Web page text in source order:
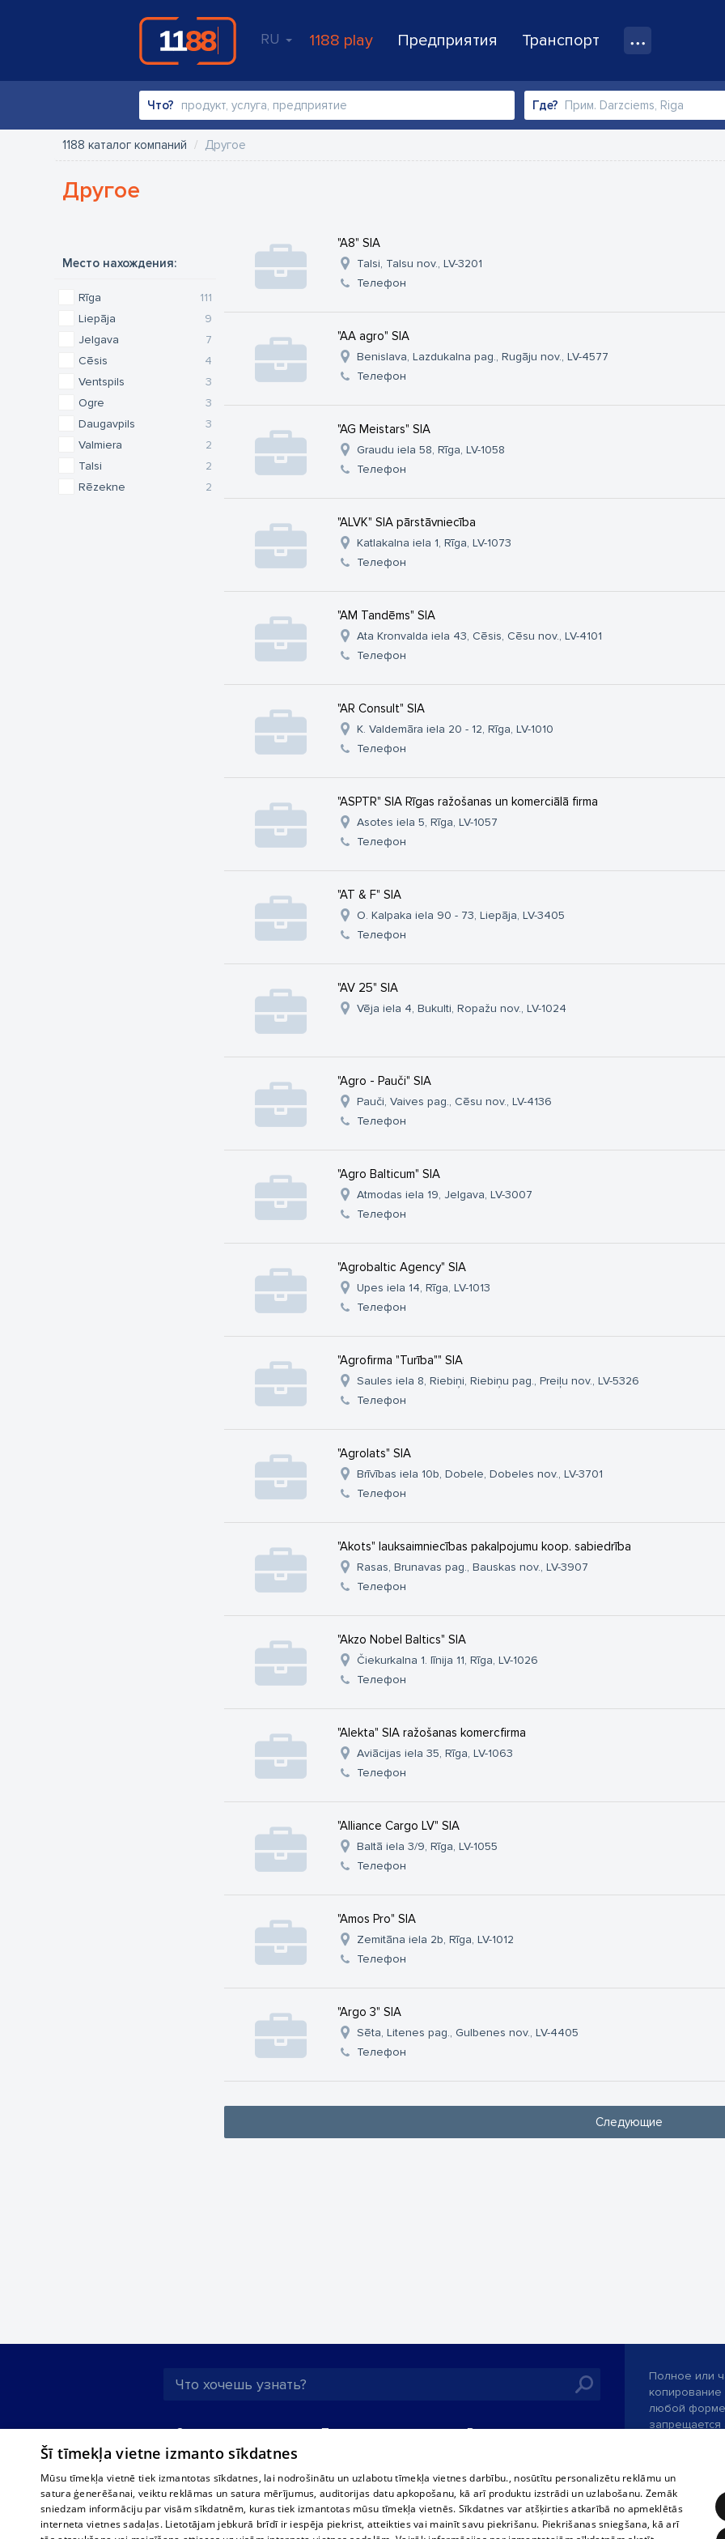
RU 1188 play Предприятия Транспорт
Что? Где?
1188 каталог компаний Другое
Другое
Место нахождения:
111
Rīga
9
Liepāja
7
Jelgava
4
Cēsis
3
Ventspils
3
Ogre
3
Daugavpils
2
Valmiera
2
Talsi
2
Rēzekne
"A8" SIA
Talsi, Talsu nov., LV-3201
Телефон
"AA agro" SIA
Benislava, Lazdukalna pag., Rugāju nov., LV-4577
Телефон
"AG Meistars" SIA
Graudu iela 58, Rīga, LV-1058
Телефон
"ALVK" SIA pārstāvniecība
Katlakalna iela 1, Rīga, LV-1073
Телефон
"AM Tandēms" SIA
Ata Kronvalda iela 43, Cēsis, Cēsu nov., LV-4101
Телефон
"AR Consult" SIA
K. Valdemāra iela 20 - 12, Rīga, LV-1010
Телефон
"ASPTR" SIA Rīgas ražošanas un komerciālā firma
Asotes iela 5, Rīga, LV-1057
Телефон
"AT & F" SIA
O. Kalpaka iela 90 - 73, Liepāja, LV-3405
Телефон
"AV 25" SIA
Vēja iela 4, Bukulti, Ropažu nov., LV-1024
"Agro - Pauči" SIA
Pauči, Vaives pag., Cēsu nov., LV-4136
Телефон
"Agro Balticum" SIA
Atmodas iela 19, Jelgava, LV-3007
Телефон
"Agrobaltic Agency" SIA
Upes iela 14, Rīga, LV-1013
Телефон
"Agrofirma "Turība"" SIA
Saules iela 8, Riebiņi, Riebiņu pag., Preiļu nov., LV-5326
Телефон
"Agrolats" SIA
Brīvības iela 10b, Dobele, Dobeles nov., LV-3701
Телефон
"Akots" lauksaimniecības pakalpojumu koop. sabiedrība
Rasas, Brunavas pag., Bauskas nov., LV-3907
Телефон
"Akzo Nobel Baltics" SIA
Čiekurkalna 1. līnija 11, Rīga, LV-1026
Телефон
"Alekta" SIA ražošanas komercfirma
Aviācijas iela 35, Rīga, LV-1063
Телефон
"Alliance Cargo LV" SIA
Baltā iela 3/9, Rīga, LV-1055
Телефон
"Amos Pro" SIA
Zemitāna iela 2b, Rīga, LV-1012
Телефон
"Argo 3" SIA
Sēta, Litenes pag., Gulbenes nov., LV-4405
Телефон
Следующие
О нас
Реклама
Для бизнеса
Тарифы
Политика
Предприятия
Bus tickets
Train tickets
В кинотеатрах
Условия договора
360 Ziņas kontakti
Полное или
копирование
любой форме
запрещается
Šī tīmekļa vietne izmanto sīkdatnes
Mūsu tīmekļa vietnē tiek izmantotas sīkdatnes, lai nodrošinātu un uzlabotu tīmekļa vietnes darbību., nosūtītu personalizētu reklāmu un
satura ģenerēšanai, veiktu reklāmas un satura mērījumus, auditorijas datu apkopošanu, kā arī produktu izstrādi un uzlabošanu. Zemāk
sniedzam informāciju par visām sīkdatnēm, kuras tiek izmantotas mūsu tīmekļa vietnēs. Sīkdatnes var atšķirties atkarībā no apmeklētās
interneta vietnes sadaļas. Lietotājam jebkurā brīdī ir iespēja piekrist, atteikties vai mainīt savu piekrišanu. Piekrišanas sniegšana, kā arī